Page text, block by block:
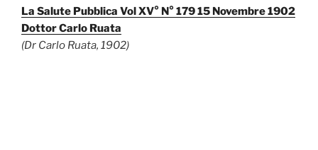
La Salute Pubblica Vol XV° N° 179 15 Novembre 1902
Dottor Carlo Ruata
(Dr Carlo Ruata, 1902)